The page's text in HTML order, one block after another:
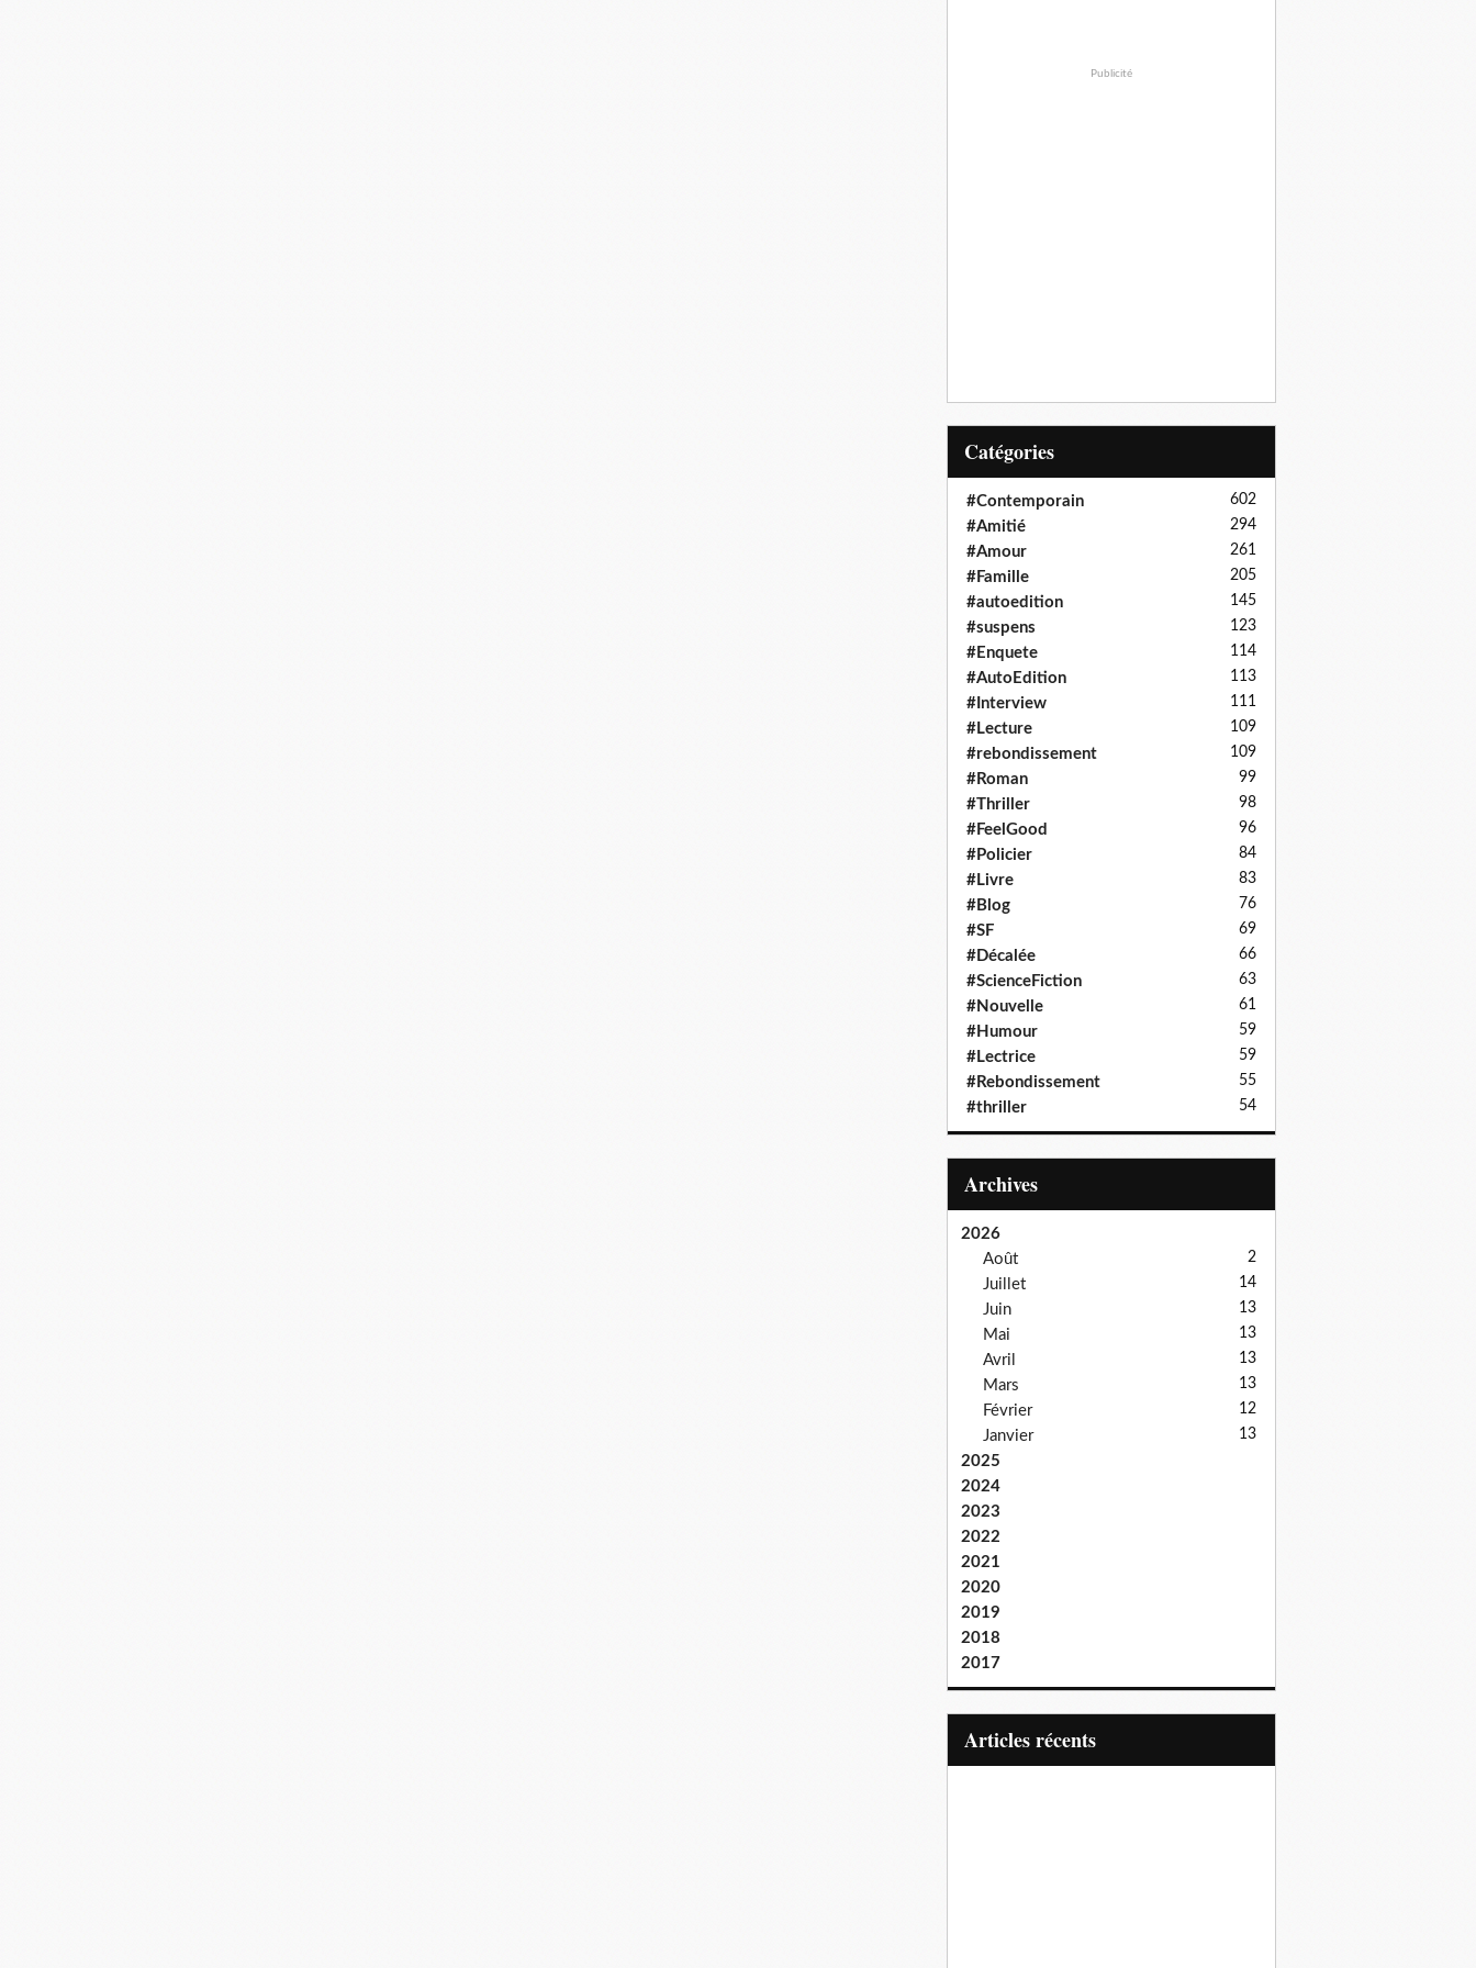
Publicité
Catégories
#Contemporain 602
#Amitié 294
#Amour 261
#Famille 205
#autoedition 145
#suspens 123
#Enquete 114
#AutoEdition 113
#Interview 111
#Lecture 109
#rebondissement 109
#Roman 99
#Thriller 98
#FeelGood 96
#Policier 84
#Livre 83
#Blog 76
#SF 69
#Décalée 66
#ScienceFiction 63
#Nouvelle 61
#Humour 59
#Lectrice 59
#Rebondissement 55
#thriller 54
Archives
2026
Août
2
Juillet 14
Juin 13
Mai 13
Avril 13
Mars 13
Février 12
Janvier 13
2025
2024
2023
2022
2021
2020
2019
2018
2017
articles récents